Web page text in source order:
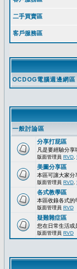
OCDOG電腦週邊網區
一般討論區
分享打屁區
凡是要經驗分
版面管理員 RVD
美圖分享區
本區可讓大家分
版面管理員 RVD
各式教學區
本區收錄各式的
版面管理員 RVD
疑難雜症區
您在日常生活或
版面管理員 RVD